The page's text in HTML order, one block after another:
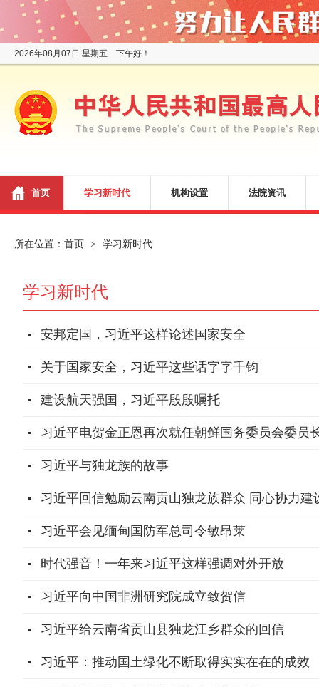
2026年08月07日 星期五 下午好！
首页 学习新时代 机构设置 法院资讯
所在位置： 首页 > 学习新时代
学习新时代
安邦定国，习近平这样论述国家安全
关于国家安全，习近平这些话字字千钧
建设航天强国，习近平殷殷嘱托
习近平电贺金正恩再次就任朝鲜国务委员会委员
习近平与独龙族的故事
习近平回信勉励云南贡山独龙族群众 同心协力
习近平会见缅甸国防军总司令敏昂莱
时代强音！一年来习近平这样强调对外开放
习近平向中国非洲研究院成立致贺信
习近平给云南省贡山县独龙江乡群众的回信
习近平：推动国土绿化不断取得实实在在的成效